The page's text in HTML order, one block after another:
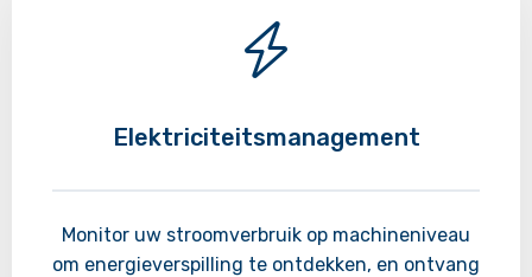
Elektriciteitsmanagement
Monitor uw stroomverbruik op machineniveau
om energieverspilling te ontdekken, en ontvang